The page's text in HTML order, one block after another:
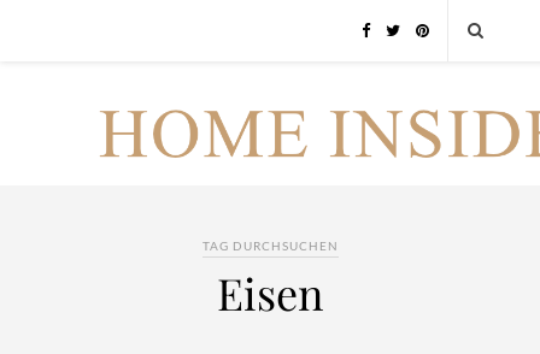
TAG DURCHSUCHEN
Eisen